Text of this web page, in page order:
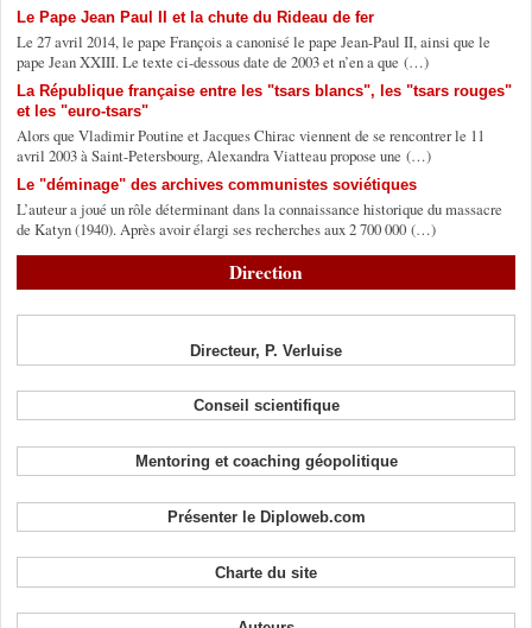
Le Pape Jean Paul II et la chute du Rideau de fer
Le 27 avril 2014, le pape François a canonisé le pape Jean-Paul II, ainsi que le
pape Jean XXIII. Le texte ci-dessous date de 2003 et n’en a que (…)
La République française entre les "tsars blancs", les "tsars rouges"
et les "euro-tsars"
Alors que Vladimir Poutine et Jacques Chirac viennent de se rencontrer le 11
avril 2003 à Saint-Petersbourg, Alexandra Viatteau propose une (…)
Le "déminage" des archives communistes soviétiques
L’auteur a joué un rôle déterminant dans la connaissance historique du massacre
de Katyn (1940). Après avoir élargi ses recherches aux 2 700 000 (…)
Direction
Directeur, P. Verluise
Conseil scientifique
Mentoring et coaching géopolitique
Présenter le Diploweb.com
Charte du site